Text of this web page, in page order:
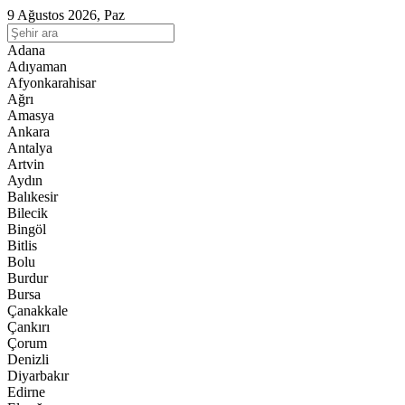
9 Ağustos 2026, Paz
Adana
Adıyaman
Afyonkarahisar
Ağrı
Amasya
Ankara
Antalya
Artvin
Aydın
Balıkesir
Bilecik
Bingöl
Bitlis
Bolu
Burdur
Bursa
Çanakkale
Çankırı
Çorum
Denizli
Diyarbakır
Edirne